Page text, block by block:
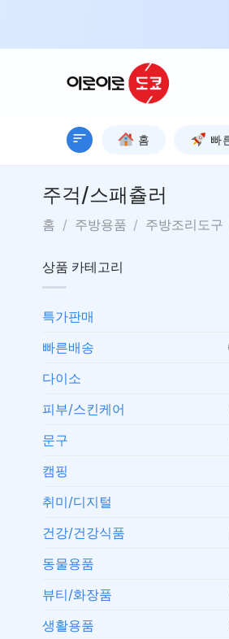
content
홈 빠
주걱/스패츌러
홈 / 주방용품 / 주방조리도구
상품 카테고리
특가판매
빠른배송
다이소
피부/스킨케어
문구
캠핑
취미/디지털
건강/건강식품
동물용품
뷰티/화장품
생활용품